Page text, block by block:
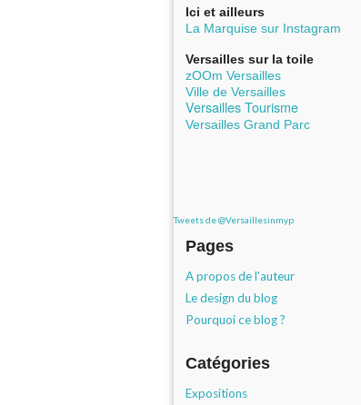
Ici et ailleurs
La Marquise sur Instagram
Versailles sur la toile
zOOm Versailles
Ville de Versailles
Versailles Tourisme
Versailles Grand Parc
Tweets de @Versaillesinmyp
Pages
A propos de l'auteur
Le design du blog
Pourquoi ce blog ?
Catégories
Expositions